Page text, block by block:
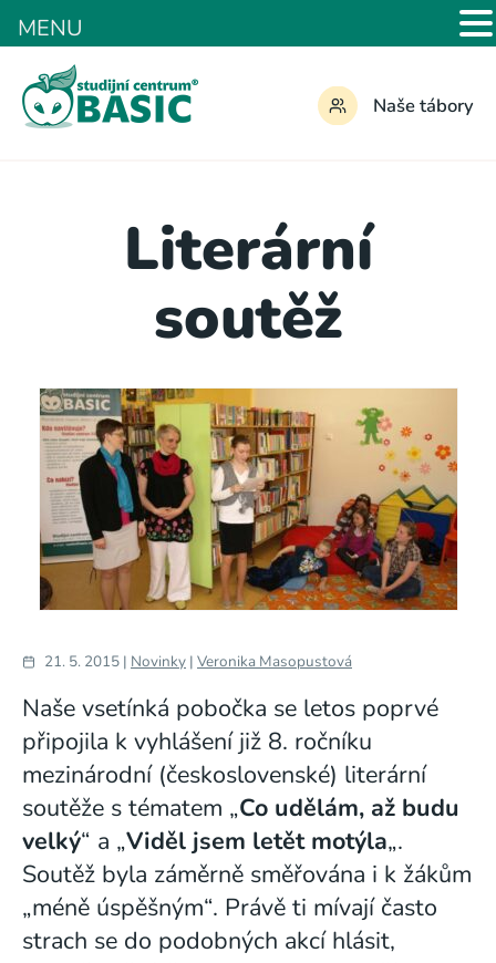
Naše tábory
Literární
soutěž
21. 5. 2015 | Novinky | Veronika Masopustová
Naše vsetínká pobočka se letos poprvé
připojila k vyhlášení již 8. ročníku
mezinárodní (československé) literární
soutěže s tématem „Co udělám, až budu
velký“ a „Viděl jsem letět motýla„.
Soutěž byla záměrně směřována i k žákům
„méně úspěšným“. Právě ti mívají často
strach se do podobných akcí hlásit,
MENU